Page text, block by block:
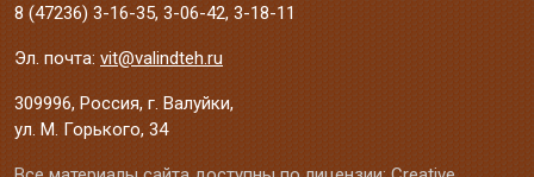
8 (47236) 3-16-35, 3-06-42, 3-18-11
Эл. почта: vit@valindteh.ru
309996, Россия, г. Валуйки,
ул. М. Горького, 34